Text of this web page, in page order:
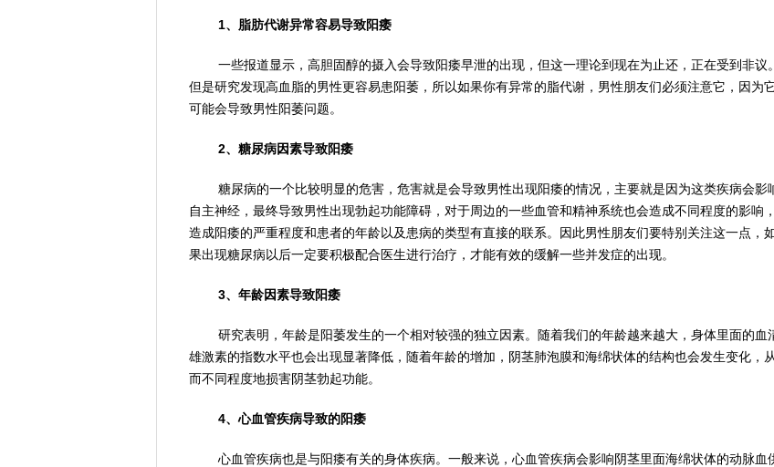
1、脂肪代谢异常容易导致阳痿
一些报道显示，高胆固醇的摄入会导致阳痿早泄的出现，但这一理论到现在为止还，正在受到非议。
但是研究发现高血脂的男性更容易患阳萎，所以如果你有异常的脂代谢，男性朋友们必须注意它，因为
可能会导致男性阳萎问题。
2、糖尿病因素导致阳痿
糖尿病的一个比较明显的危害，危害就是会导致男性出现阳痿的情况，主要就是因为这类疾病会影
自主神经，最终导致男性出现勃起功能障碍，对于周边的一些血管和精神系统也会造成不同程度的影响，
造成阳痿的严重程度和患者的年龄以及患病的类型有直接的联系。因此男性朋友们要特别关注这一点，
果出现糖尿病以后一定要积极配合医生进行治疗，才能有效的缓解一些并发症的出现。
3、年龄因素导致阳痿
研究表明，年龄是阳萎发生的一个相对较强的独立因素。随着我们的年龄越来越大，身体里面的血
雄激素的指数水平也会出现显著降低，随着年龄的增加，阴茎肺泡膜和海绵状体的结构也会发生变化，从
而不同程度地损害阴茎勃起功能。
4、心血管疾病导致的阳痿
心血管疾病也是与阳痿有关的身体疾病。一般来说，心血管疾病会影响阴茎里面海绵状体的动脉血